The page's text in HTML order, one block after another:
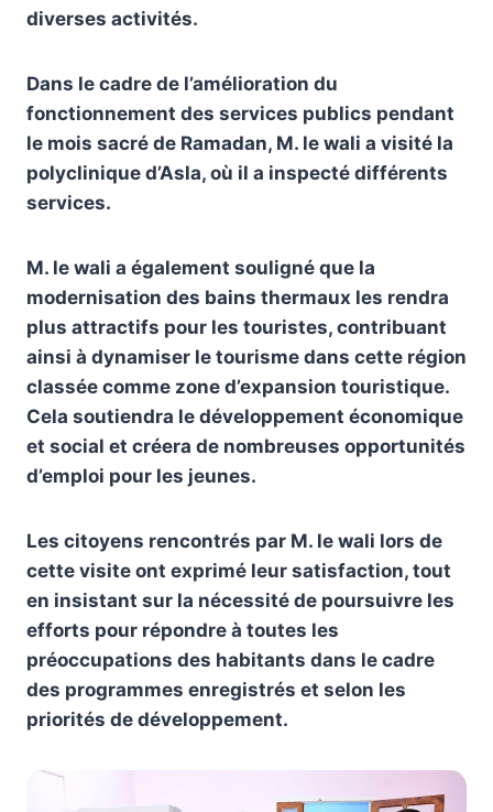
diverses activités.
Dans le cadre de l’amélioration du
fonctionnement des services publics pendant
le mois sacré de Ramadan, M. le wali a visité la
polyclinique d’Asla, où il a inspecté différents
services.
M. le wali a également souligné que la
modernisation des bains thermaux les rendra
plus attractifs pour les touristes, contribuant
ainsi à dynamiser le tourisme dans cette région
classée comme zone d’expansion touristique.
Cela soutiendra le développement économique
et social et créera de nombreuses opportunités
d’emploi pour les jeunes.
Les citoyens rencontrés par M. le wali lors de
cette visite ont exprimé leur satisfaction, tout
en insistant sur la nécessité de poursuivre les
efforts pour répondre à toutes les
préoccupations des habitants dans le cadre
des programmes enregistrés et selon les
priorités de développement.